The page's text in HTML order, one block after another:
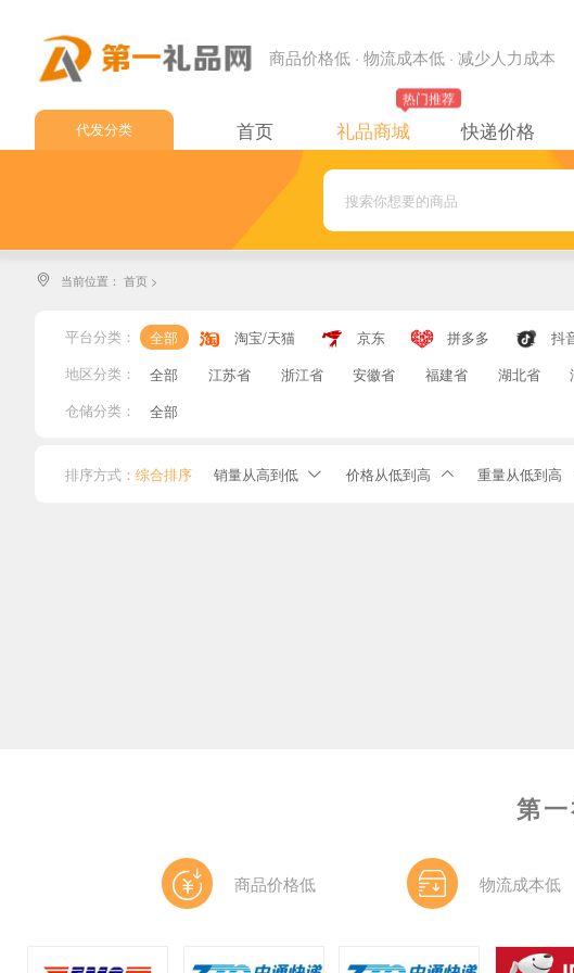
商品价格低 · 物流成本低 · 减少人力成本
代发分类
圆通快递
韵达快递
极兔快递
顺丰速运
邮政EMS
首页
热门推荐
礼品商城 快递价格
 当前位置：首页 >
平台分类： 全部 淘宝/天猫 京东 拼多多 抖
地区分类：
全部 江苏省 浙江省 安徽省 福建省 湖北省
仓储分类：
全部
排序方式： 综合排序 销量从高到低  价格从低到高  重量从低到高
第
商品价格低 物流成本低